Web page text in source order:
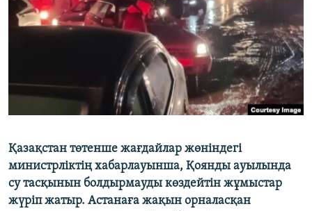
Қазақстан төтенше жағдайлар жөніндегі
министрліктің хабарлауынша, Қоянды ауылында
су тасқынын болдырмауды көздейтін жұмыстар
жүріп жатыр. Астанаға жақын орналасқан